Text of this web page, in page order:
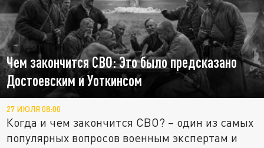
Чем закончится СВО: Это было предсказано
Достоевским и Уоткинсом
27 ИЮЛЯ 08:00
Когда и чем закончится СВО? – один из самых
популярных вопросов военным экспертам и